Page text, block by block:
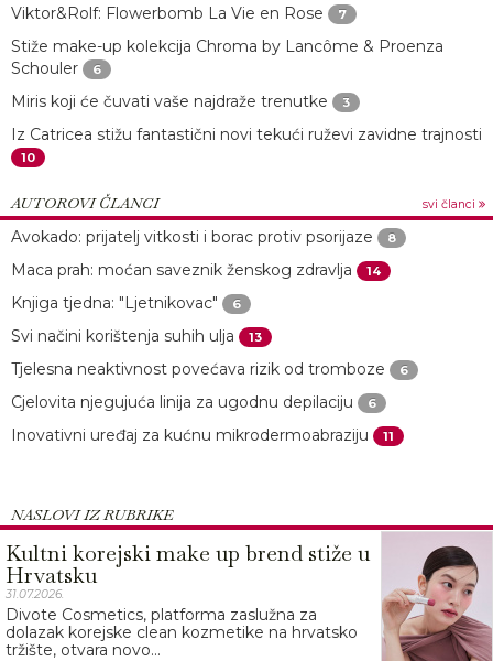
Viktor&Rolf: Flowerbomb La Vie en Rose 7
Stiže make-up kolekcija Chroma by Lancôme & Proenza
Schouler
6
Miris koji će čuvati vaše najdraže trenutke 3
Iz Catricea stižu fantastični novi tekući ruževi zavidne trajnosti
10
AUTOROVI ČLANCI svi članci
Avokado: prijatelj vitkosti i borac protiv psorijaze 8
Maca prah: moćan saveznik ženskog zdravlja 14
Knjiga tjedna: "Ljetnikovac" 6
Svi načini korištenja suhih ulja 13
Tjelesna neaktivnost povećava rizik od tromboze 6
Cjelovita njegujuća linija za ugodnu depilaciju 6
Inovativni uređaj za kućnu mikrodermoabraziju 11
NASLOVI IZ RUBRIKE
Kultni korejski make up brend stiže u
Hrvatsku
31.07.2026.
Divote Cosmetics, platforma zaslužna za
dolazak korejske clean kozmetike na hrvatsko
tržište, otvara novo...